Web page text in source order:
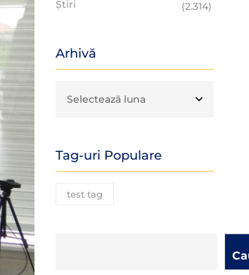
Știri (2.314)
Arhivă
Tag-uri Populare
test tag